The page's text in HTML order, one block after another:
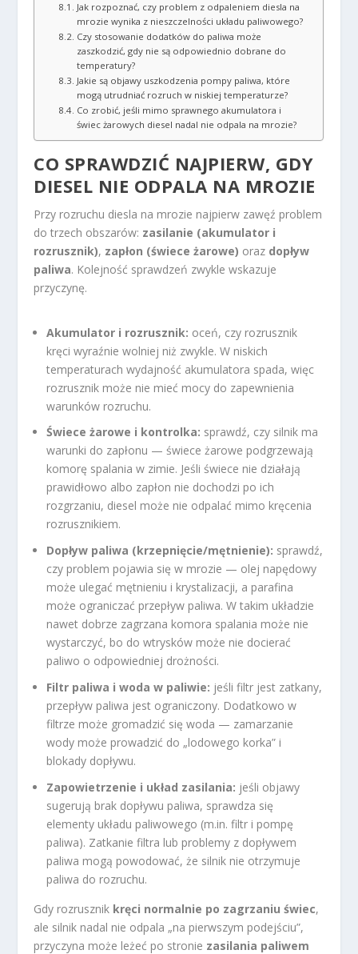
Jak rozpoznać, czy problem z odpaleniem diesla na
mrozie wynika z nieszczelności układu paliwowego?
Czy stosowanie dodatków do paliwa może
zaszkodzić, gdy nie są odpowiednio dobrane do
temperatury?
Jakie są objawy uszkodzenia pompy paliwa, które
mogą utrudniać rozruch w niskiej temperaturze?
Co zrobić, jeśli mimo sprawnego akumulatora i
świec żarowych diesel nadal nie odpala na mrozie?
CO SPRAWDZIĆ NAJPIERW, GDY
DIESEL NIE ODPALA NA MROZIE
Przy rozruchu diesla na mrozie najpierw zawęź problem
do trzech obszarów: zasilanie (akumulator i
rozrusznik), zapłon (świece żarowe) oraz dopływ
paliwa. Kolejność sprawdzeń zwykle wskazuje
przyczynę.
Akumulator i rozrusznik: oceń, czy rozrusznik
kręci wyraźnie wolniej niż zwykle. W niskich
temperaturach wydajność akumulatora spada, więc
rozrusznik może nie mieć mocy do zapewnienia
warunków rozruchu.
Świece żarowe i kontrolka: sprawdź, czy silnik ma
warunki do zapłonu — świece żarowe podgrzewają
komorę spalania w zimie. Jeśli świece nie działają
prawidłowo albo zapłon nie dochodzi po ich
rozgrzaniu, diesel może nie odpalać mimo kręcenia
rozrusznikiem.
Dopływ paliwa (krzepnięcie/mętnienie): sprawdź,
czy problem pojawia się w mrozie — olej napędowy
może ulegać mętnieniu i krystalizacji, a parafina
może ograniczać przepływ paliwa. W takim układzie
nawet dobrze zagrzana komora spalania może nie
wystarczyć, bo do wtrysków może nie docierać
paliwo o odpowiedniej drożności.
Filtr paliwa i woda w paliwie: jeśli filtr jest zatkany,
przepływ paliwa jest ograniczony. Dodatkowo w
filtrze może gromadzić się woda — zamarzanie
wody może prowadzić do „lodowego korka” i
blokady dopływu.
Zapowietrzenie i układ zasilania: jeśli objawy
sugerują brak dopływu paliwa, sprawdza się
elementy układu paliwowego (m.in. filtr i pompę
paliwa). Zatkanie filtra lub problemy z dopływem
paliwa mogą powodować, że silnik nie otrzymuje
paliwa do rozruchu.
Gdy rozrusznik kręci normalnie po zagrzaniu świec,
ale silnik nadal nie odpala „na pierwszym podejściu”,
przyczyna może leżeć po stronie zasilania paliwem